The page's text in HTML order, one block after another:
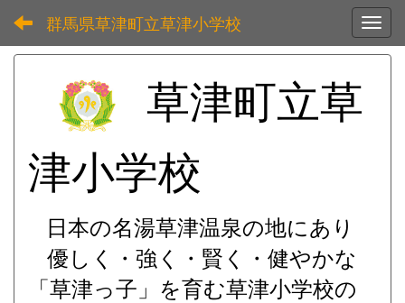
群馬県草津町立草津小学校
草津町立草
津小学校
日本の名湯草津温泉の地にあり
優しく・強く・賢く・健やかな
「草津っ子」を育む草津小学校の